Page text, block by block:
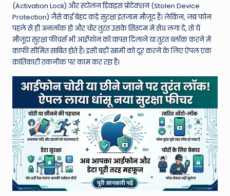
(Activation Lock) और स्टोलन डिवाइस प्रोटेक्शन (Stolen Device
Protection) जैसे कई बेहद कड़े सुरक्षा इंतजाम मौजूद हैं। लेकिन, जब फोन
पहले से ही अनलॉक हो और चोर तुरंत उसके सिस्टम में सेंध लगा दे, तो ये
मौजूदा सुरक्षा फीचर्स भी आईफोन को वापस दिलाने या तुरंत ब्लॉक करने में
काफी सीमित साबित होते हैं। इसी बड़ी खामी को दूर करने के लिए ऐपल एक
क्रांतिकारी तकनीक पर काम कर रहा है।